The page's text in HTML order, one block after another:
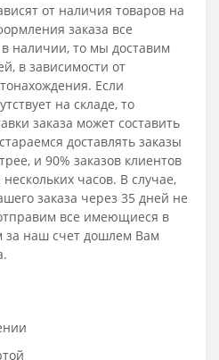
от наличия товаров на
заказа все
наличии, то мы доставим
в зависимости от
Если
на складе, то
заказа может составить
доставлять заказы
и 90% заказов клиентов
часов. В случае,
заказа через 35 дней не
все имеющиеся в
за наш счет дошлем Вам